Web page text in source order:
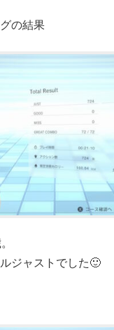
の結果
ジャストでした🙂